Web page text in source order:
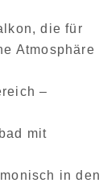
die für
Atmosphäre
–
mit
in den